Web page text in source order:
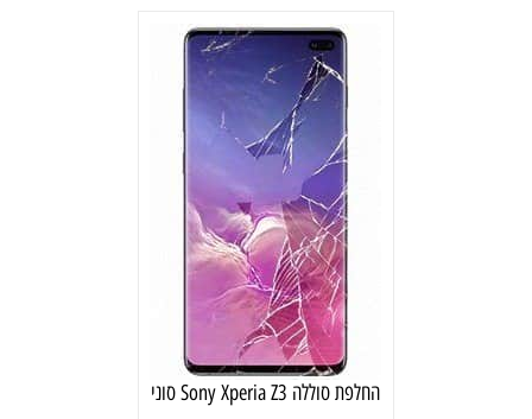
‏החלפת סוללה Sony Xperia Z3 סוני